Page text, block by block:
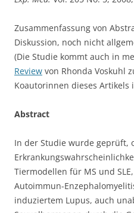
Zusammenfassung von
Diskussion, noch nicht
(Die Studie kommt auch in
Review von Rhonda Voskuhl
Koautorinnen dieses Artikels
Abstract
In der Studie wurde geprüft,
Tiermodellen für MS und
Autoimmun-
induziertem Lupus, auch